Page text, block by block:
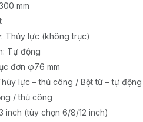
mm
Thủy lực (không trục)
Tự động
đơn φ76 mm
lực – thủ công / Bột từ – tự
/ thủ công
inch (tùy chọn 6/8/12 inch)